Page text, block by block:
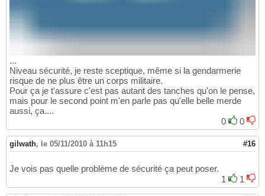
...
Niveau sécurité, je reste sceptique, même si la gendarmerie
risque de ne plus être un corps militaire.
Pour ça je t'assure c'est pas autant des tanches qu'on le pense,
mais pour le second point m'en parle pas qu'elle belle merde
aussi, ça....
0
0
gilwath, le 05/11/2010 à 11h15 #16
Je vois pas quelle problème de sécurité ça peut poser.
1
1